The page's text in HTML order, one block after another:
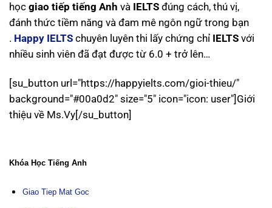
học giao tiếp tiếng Anh và IELTS đúng cách, thú vị,
đánh thức tiềm năng và đam mê ngôn ngữ trong bạn
. Happy IELTS chuyên luyên thi lấy chứng chỉ IELTS với
nhiều sinh viên đã đạt được từ 6.0 + trở lên…
[su_button url="https://happyielts.com/gioi-thieu/"
background="#00a0d2" size="5" icon="icon: user"]Giới
thiệu về Ms.Vy[/su_button]
Khóa Học Tiếng Anh
Giao Tiep Mat Goc